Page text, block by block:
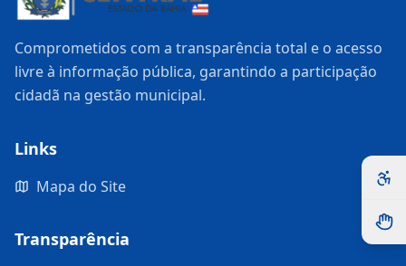
Comprometidos com a transparência total e o acesso
livre à informação pública, garantindo a participação
cidadã na gestão municipal.
Links
Mapa do Site
Transparência